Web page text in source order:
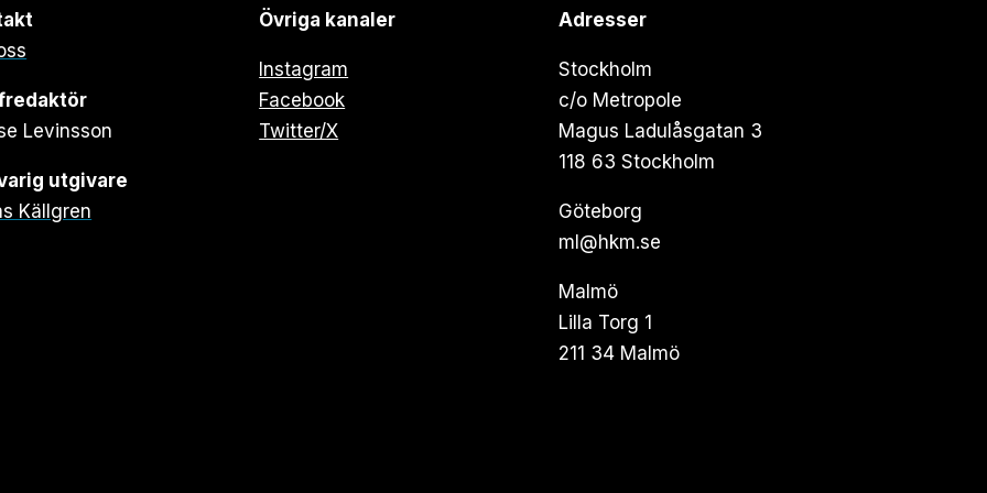
Levinsson
utgivare
Källgren
Övriga kanaler
Instagram
Facebook
Twitter/X
Adresser
Stockholm
c/o Metropole
Magus Ladulåsgatan 3
118 63 Stockholm
Göteborg
ml@hkm.se
Malmö
Lilla Torg 1
211 34 Malmö